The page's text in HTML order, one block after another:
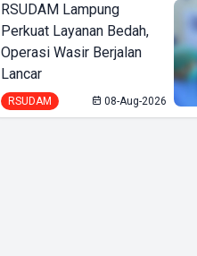
RSUDAM Lampung
Perkuat Layanan Bedah,
Operasi Wasir Berjalan
Lancar
RSUDAM 08-Aug-2026